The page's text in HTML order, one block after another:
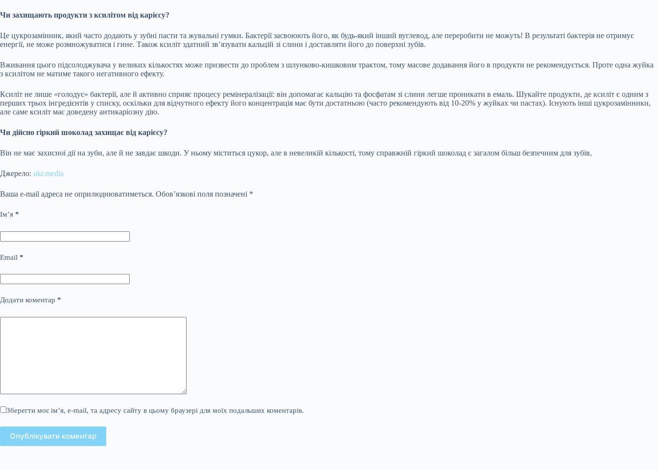
Чи захищають продукти з ксилітом від карієсу?
Це цукрозамінник, який часто додають у зубні пасти та жувальні гумки. Бактерії засвоюють його, як будь-який інший вуглевод, але переробити не можуть! В результаті бактерія не отримує
енергії, не може розмножуватися і гине. Також ксиліт здатний зв’язувати кальцій зі слини і доставляти його до поверхні зубів.
Вживання цього підсолоджувача у великих кількостях може призвести до проблем з шлунково-кишковим трактом, тому масове додавання його в продукти не рекомендується. Проте одна жуйка
з ксилітом не матиме такого негативного ефекту.
Ксиліт не лише «голодує» бактерії, але й активно сприяє процесу ремінералізації: він допомагає кальцію та фосфатам зі слини легше проникати в емаль. Шукайте продукти, де ксиліт є одним з
перших трьох інгредієнтів у списку, оскільки для відчутного ефекту його концентрація має бути достатньою (часто рекомендують від 10-20% у жуйках чи пастах). Існують інші цукрозамінники,
але саме ксиліт має доведену антикаріозну дію.
Чи дійсно гіркий шоколад захищає від карієсу?
Він не має захисної дії на зуби, але й не завдає шкоди. У ньому міститься цукор, але в невеликій кількості, тому справжній гіркий шоколад є загалом більш безпечним для зубів,
Джерело: ukr.media
Ваша e-mail адреса не оприлюднюватиметься. Обов’язкові поля позначені *
Ім’я *
Email *
Додати коментар *
Зберегти моє ім’я, e-mail, та адресу сайту в цьому браузері для моїх подальших коментарів.
Опублікувати коментар